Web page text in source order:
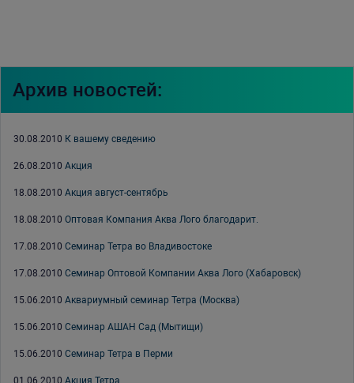
Архив новостей:
30.08.2010 К вашему сведению
26.08.2010 Акция
18.08.2010 Акция август-сентябрь
18.08.2010 Оптовая Компания Аква Лого благодарит.
17.08.2010 Семинар Тетра во Владивостоке
17.08.2010 Семинар Оптовой Компании Аква Лого (Хабаровск)
15.06.2010 Аквариумный семинар Тетра (Москва)
15.06.2010 Семинар АШАН Сад (Мытищи)
15.06.2010 Семинар Тетра в Перми
01.06.2010 Акция Тетра